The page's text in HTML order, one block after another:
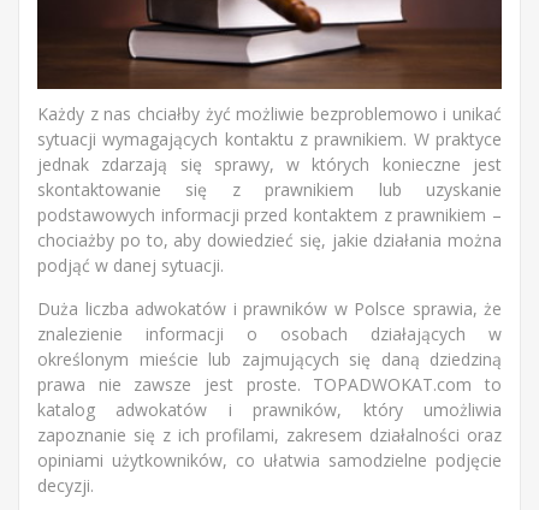
Każdy z nas chciałby żyć możliwie bezproblemowo i unikać
sytuacji wymagających kontaktu z prawnikiem. W praktyce
jednak zdarzają się sprawy, w których konieczne jest
skontaktowanie się z prawnikiem lub uzyskanie
podstawowych informacji przed kontaktem z prawnikiem –
chociażby po to, aby dowiedzieć się, jakie działania można
podjąć w danej sytuacji.
Duża liczba adwokatów i prawników w Polsce sprawia, że
znalezienie informacji o osobach działających w
określonym mieście lub zajmujących się daną dziedziną
prawa nie zawsze jest proste. TOPADWOKAT.com to
katalog adwokatów i prawników, który umożliwia
zapoznanie się z ich profilami, zakresem działalności oraz
opiniami użytkowników, co ułatwia samodzielne podjęcie
decyzji.